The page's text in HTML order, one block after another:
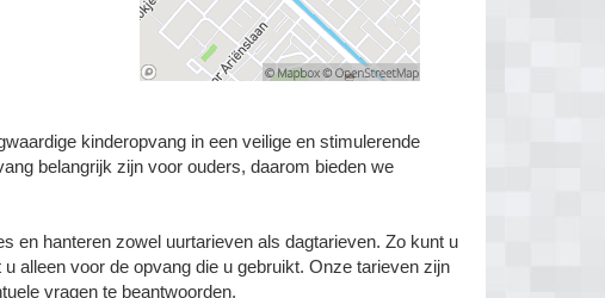
kinderopvang in een veilige en stimulerende
belangrijk zijn voor ouders, daarom bieden we
en hanteren zowel uurtarieven als dagtarieven. Zo kunt u
alleen voor de opvang die u gebruikt. Onze tarieven zijn
vragen te beantwoorden.